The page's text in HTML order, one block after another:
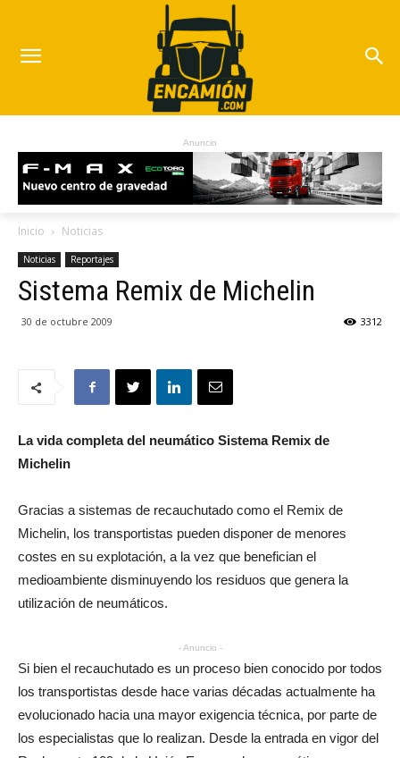
Anuncio
Inicio Noticias
Noticias Reportajes
Sistema Remix de Michelin
30 de octubre 2009 3312
La vida completa del neumático Sistema Remix de
Michelin
Gracias a sistemas de recauchutado como el Remix de
Michelin, los transportistas pueden disponer de menores
costes en su explotación, a la vez que benefician el
medioambiente disminuyendo los residuos que genera la
utilización de neumáticos.
- Anuncio -
Si bien el recauchutado es un proceso bien conocido por todos
los transportistas desde hace varias décadas actualmente ha
evolucionado hacia una mayor exigencia técnica, por parte de
los especialistas que lo realizan. Desde la entrada en vigor del